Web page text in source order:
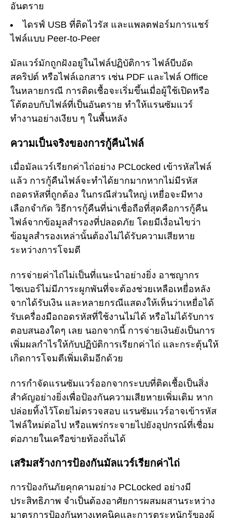
อันตราย
ไดรฟ์ USB ที่ติดไวรัส และแพลตฟอร์มการแชร์
ไฟล์แบบ Peer-to-Peer
มัลแวร์มักถูกฝังอยู่ในไฟล์ปฏิบัติการ ไฟล์บีบอัด
สคริปต์ หรือไฟล์เอกสาร เช่น PDF และไฟล์ Office
ในหลายกรณี การติดเชื้อจะเริ่มขึ้นเมื่อผู้ใช้เปิดหรือ
โต้ตอบกับไฟล์ที่เป็นอันตราย ทำให้แรนซัมแวร์
ทำงานอย่างเงียบ ๆ ในพื้นหลัง
ความเป็นจริงของการกู้คืนไฟล์
เมื่อมัลแวร์เรียกค่าไถ่อย่าง PCLocked เข้ารหัสไฟล์
แล้ว การกู้คืนไฟล์จะทำได้ยากมากหากไม่มีรหัส
ถอดรหัสที่ถูกต้อง ในกรณีส่วนใหญ่ เหยื่อจะมีทาง
เลือกจำกัด วิธีการกู้คืนที่น่าเชื่อถือที่สุดคือการกู้คืน
ไฟล์จากข้อมูลสำรองที่ปลอดภัย โดยมีเงื่อนไขว่า
ข้อมูลสำรองเหล่านั้นต้องไม่ได้รับความเสียหาย
ระหว่างการโจมตี
การจ่ายค่าไถ่ไม่เป็นที่แนะนำอย่างยิ่ง อาชญากร
ไซเบอร์ไม่มีภาระผูกพันที่จะต้องช่วยเหลือเหยื่อหลัง
จากได้รับเงิน และหลายกรณีแสดงให้เห็นว่าเหยื่อได้
รับเครื่องมือถอดรหัสที่ใช้งานไม่ได้ หรือไม่ได้รับการ
ตอบสนองใดๆ เลย นอกจากนี้ การจ่ายเงินยังเป็นการ
เพิ่มผลกำไรให้กับปฏิบัติการเรียกค่าไถ่ และกระตุ้นให้
เกิดการโจมตีเพิ่มเติมอีกด้วย
การกำจัดแรนซัมแวร์ออกจากระบบที่ติดเชื้อเป็นสิ่ง
สำคัญอย่างยิ่งเพื่อป้องกันความเสียหายเพิ่มเติม หาก
ปล่อยทิ้งไว้โดยไม่ตรวจสอบ แรนซัมแวร์อาจเข้ารหัส
ไฟล์ใหม่ต่อไป หรือแพร่กระจายไปยังอุปกรณ์ที่เชื่อม
ต่อภายในเครือข่ายท้องถิ่นได้
เสริมสร้างการป้องกันมัลแวร์เรียกค่าไถ่
การป้องกันภัยคุกคามอย่าง PCLocked อย่างมี
ประสิทธิภาพ จำเป็นต้องอาศัยการผสมผสานระหว่าง
มาตรการป้องกันทางเทคนิคและการตระหนักรู้ของผู้